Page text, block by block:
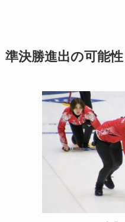
準決勝進出の可能